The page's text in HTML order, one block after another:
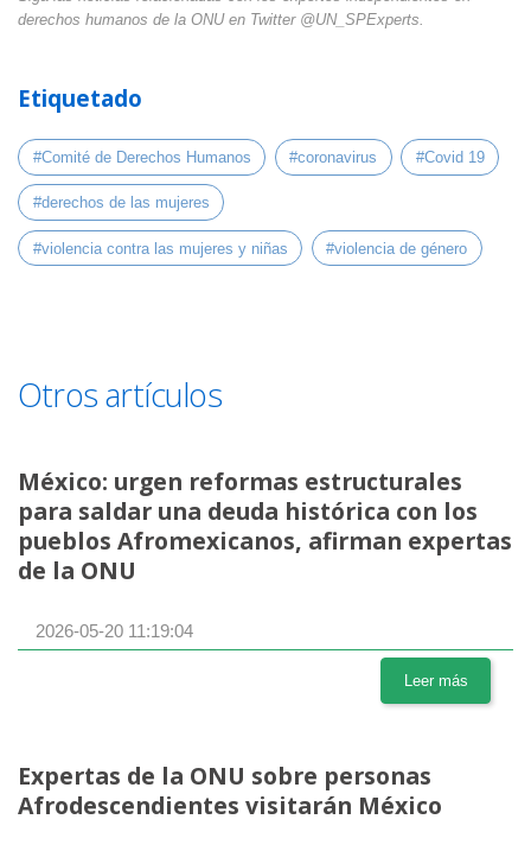
derechos humanos de la ONU en Twitter @UN_SPExperts.
Etiquetado
#Comité de Derechos Humanos #coronavirus #Covid 19
#derechos de las mujeres
#violencia contra las mujeres y niñas #violencia de género
Otros artículos
México: urgen reformas estructurales
para saldar una deuda histórica con los
pueblos Afromexicanos, afirman expertas
de la ONU
2026-05-20 11:19:04
Leer más
Expertas de la ONU sobre personas
Afrodescendientes visitarán México